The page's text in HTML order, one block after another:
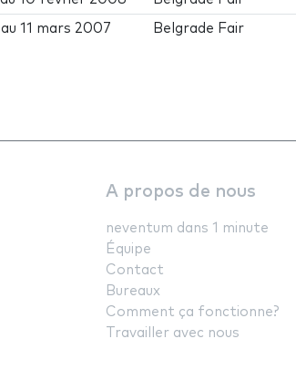
au11 mars 2007 Belgrade Fair
A propos de nous
neventum dans 1 minute
Équipe
Contact
Bureaux
Comment ça fonctionne?
Travailler avec nous